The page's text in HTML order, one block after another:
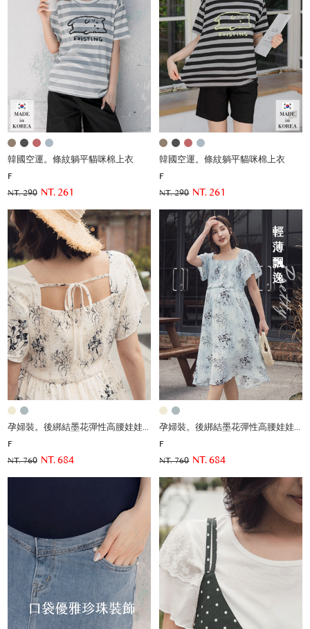
韓國空運。條紋躺平貓咪棉上衣
F
NT. 290 NT. 261
韓國空運。條紋躺平貓咪棉上衣
F
NT. 290 NT. 261
孕婦裝。後綁結墨花彈性高腰娃娃洋
F
NT. 760 NT. 684
孕婦裝。後綁結墨花彈性高腰娃娃洋
F
NT. 760 NT. 684